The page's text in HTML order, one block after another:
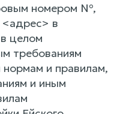
номером №,
в
целом
требованиям
и правилам,
и иным